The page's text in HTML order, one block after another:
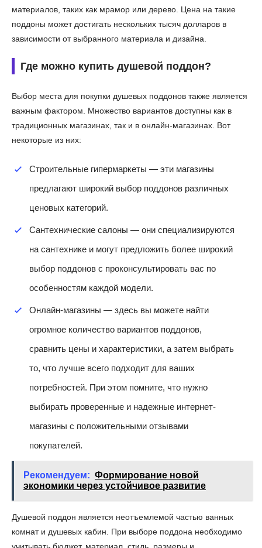
материалов, таких как мрамор или дерево. Цена на такие
поддоны может достигать нескольких тысяч долларов в
зависимости от выбранного материала и дизайна.
Где можно купить душевой поддон?
Выбор места для покупки душевых поддонов также является
важным фактором. Множество вариантов доступны как в
традиционных магазинах, так и в онлайн-магазинах. Вот
некоторые из них:
Строительные гипермаркеты — эти магазины
предлагают широкий выбор поддонов различных
ценовых категорий.
Сантехнические салоны — они специализируются
на сантехнике и могут предложить более широкий
выбор поддонов с проконсультировать вас по
особенностям каждой модели.
Онлайн-магазины — здесь вы можете найти
огромное количество вариантов поддонов,
сравнить цены и характеристики, а затем выбрать
то, что лучше всего подходит для ваших
потребностей. При этом помните, что нужно
выбирать проверенные и надежные интернет-
магазины с положительными отзывами
покупателей.
Рекомендуем: Формирование новой
экономики через устойчивое развитие
Душевой поддон является неотъемлемой частью ванных
комнат и душевых кабин. При выборе поддона необходимо
учитывать бюджет, материал, стиль, размеры и